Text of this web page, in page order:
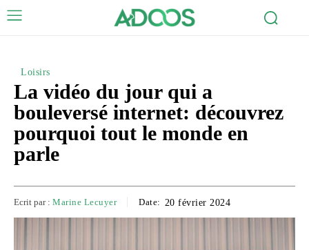
Loisirs
La vidéo du jour qui a
bouleversé internet: découvrez
pourquoi tout le monde en
parle
Ecrit par : Marine Lecuyer Date: 20 février 2024